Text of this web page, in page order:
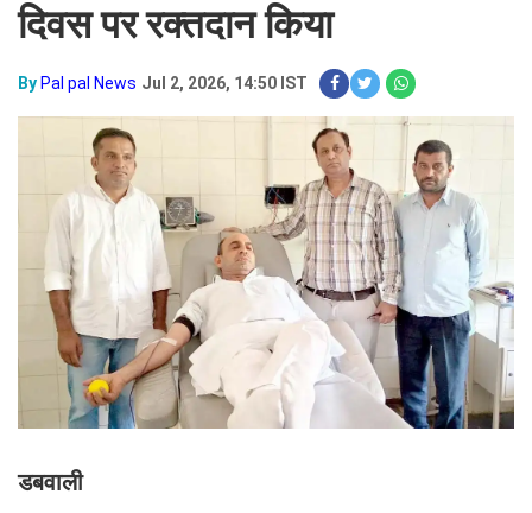
दिवस पर रक्तदान किया
By Pal pal News Jul 2, 2026, 14:50 IST
डबवाली